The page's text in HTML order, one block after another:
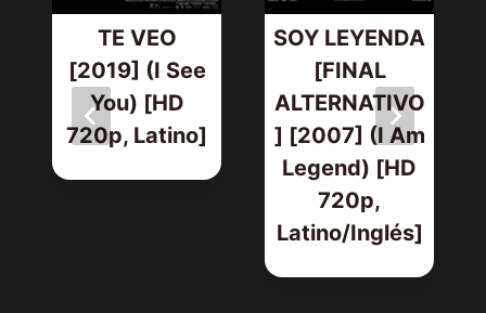
TE VEO
[2019] (I See
You) [HD
720p, Latino]
SOY LEYENDA
[FINAL
ALTERNATIVO
] [2007] (I Am
Legend) [HD
720p,
Latino/Inglés]